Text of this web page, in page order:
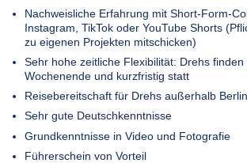
Nachweisliche Erfahrung mit Short-Form-
Instagram, TikTok oder YouTube Shorts
zu eigenen Projekten mitschicken)
Sehr hohe zeitliche Flexibilität: Drehs finden
Wochenende und kurzfristig statt
Reisebereitschaft für Drehs außerhalb
Sehr gute Deutschkenntnisse
Grundkenntnisse in Video und Fotografie
Führerschein von Vorteil